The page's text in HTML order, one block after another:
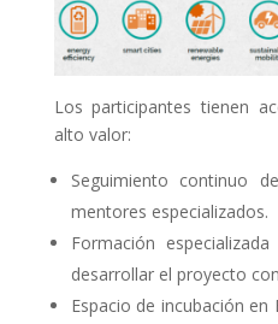
Los participantes tienen
alto valor:
Seguimiento continuo
mentores especializados.
Formación
desarrollar el proyecto
Espacio de incubación